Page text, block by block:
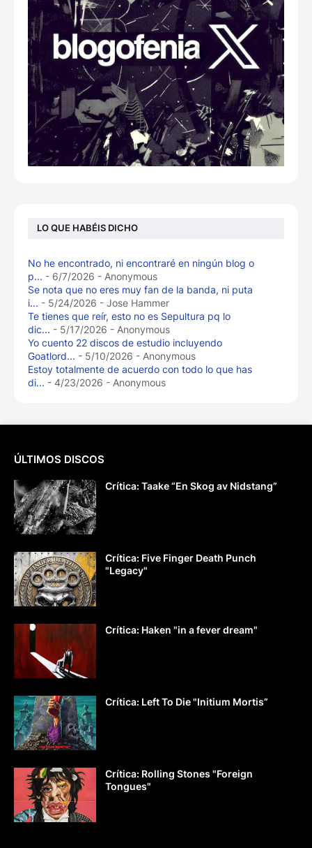
LO QUE HABÉIS DICHO
No he encontrado, ni encontraré en ningún blog o
p... - 6/7/2026 - Anonymous
Se nota que no eres muy fan de la banda, ni puta
i... - 5/24/2026 - Jose Hammer
Te tienes que reír, esto no es Sepultura pq lo
dic... - 5/17/2026 - Anonymous
Yo cuento 22 discos de estudio incluyendo
Goatlord... - 5/10/2026 - Anonymous
Estoy totalmente de acuerdo con todo lo que has
di... - 4/23/2026 - Anonymous
ÚLTIMOS DISCOS
Crítica: Taake “En Skog av Nidstang”
Crítica: Five Finger Death Punch
"Legacy"
Crítica: Haken "in a fever dream"
Crítica: Left To Die "Initium Mortis”
Crítica: Rolling Stones "Foreign
Tongues"